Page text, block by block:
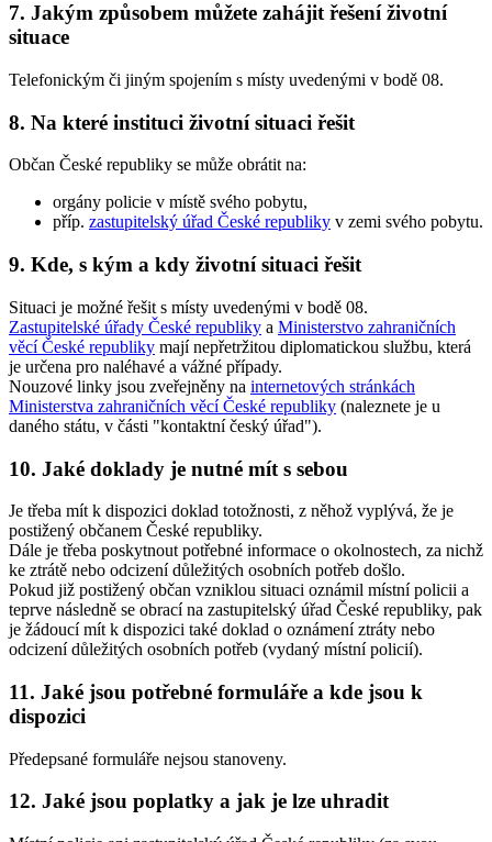
7. Jakým způsobem můžete zahájit řešení životní
situace
Telefonickým či jiným spojením s místy uvedenými v bodě 08.
8. Na které instituci životní situaci řešit
Občan České republiky se může obrátit na:
orgány policie v místě svého pobytu,
příp. zastupitelský úřad České republiky v zemi svého pobytu.
9. Kde, s kým a kdy životní situaci řešit
Situaci je možné řešit s místy uvedenými v bodě 08.
Zastupitelské úřady České republiky a Ministerstvo zahraničních
věcí České republiky mají nepřetržitou diplomatickou službu, která
je určena pro naléhavé a vážné případy.
Nouzové linky jsou zveřejněny na internetových stránkách
Ministerstva zahraničních věcí České republiky (naleznete je u
daného státu, v části "kontaktní český úřad").
10. Jaké doklady je nutné mít s sebou
Je třeba mít k dispozici doklad totožnosti, z něhož vyplývá, že je
postižený občanem České republiky.
Dále je třeba poskytnout potřebné informace o okolnostech, za nichž
ke ztrátě nebo odcizení důležitých osobních potřeb došlo.
Pokud již postižený občan vzniklou situaci oznámil místní policii a
teprve následně se obrací na zastupitelský úřad České republiky, pak
je žádoucí mít k dispozici také doklad o oznámení ztráty nebo
odcizení důležitých osobních potřeb (vydaný místní policií).
11. Jaké jsou potřebné formuláře a kde jsou k
dispozici
Předepsané formuláře nejsou stanoveny.
12. Jaké jsou poplatky a jak je lze uhradit